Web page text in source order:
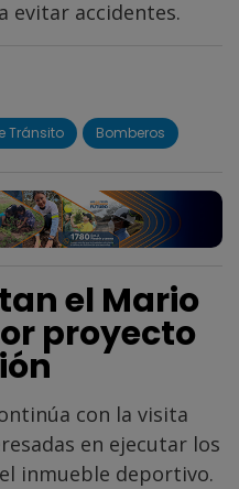
evitar accidentes.
Tránsito Bomberos
el Mario
proyecto
con la visita
en ejecutar los
inmueble deportivo.